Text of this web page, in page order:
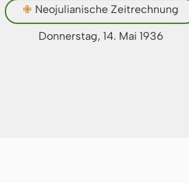
✙ Neojulianische Zeitrechnung
Donnerstag, 14. Mai 1936